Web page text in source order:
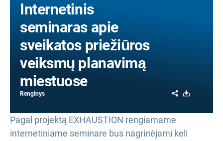
Internetinis
seminaras apie
sveikatos priežiūros
veiksmų planavimą
miestuose
Renginys Share
Pagal projektą EXHAUSTION rengiamame
internetiniame seminare bus nagrinėjami keli